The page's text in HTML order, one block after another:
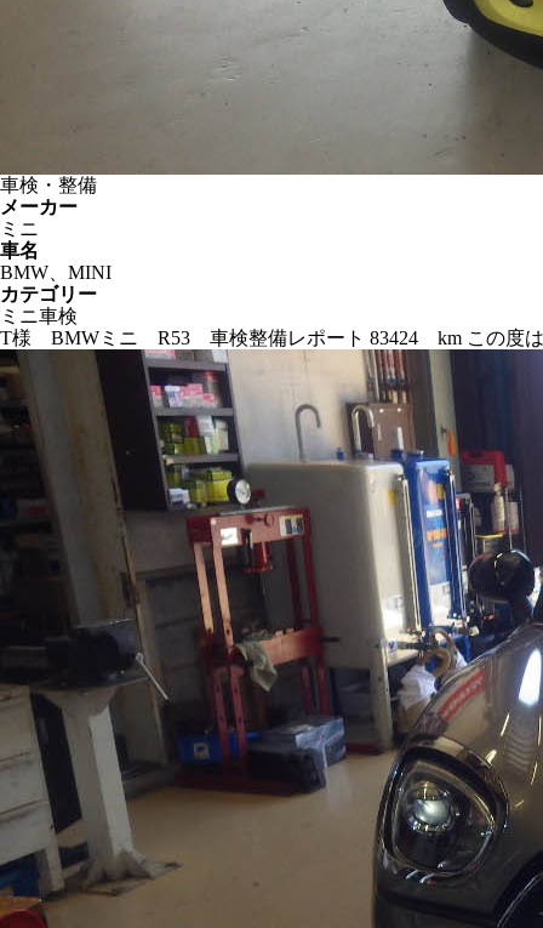
車検・整備
メーカー
ミニ
車名
BMW、MINI
カテゴリー
ミニ車検
T様 BMWミニ R53 車検整備レポート 83424 km この度は